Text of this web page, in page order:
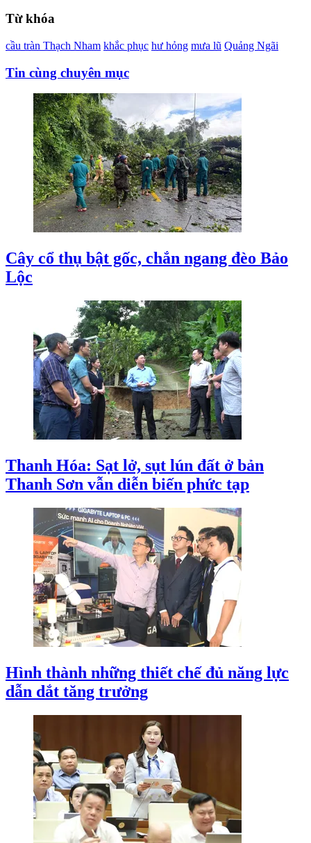
Từ khóa
cầu tràn Thạch Nham khắc phục hư hỏng mưa lũ Quảng Ngãi
Tin cùng chuyên mục
Cây cổ thụ bật gốc, chắn ngang đèo Bảo
Lộc
Thanh Hóa: Sạt lở, sụt lún đất ở bản
Thanh Sơn vẫn diễn biến phức tạp
Hình thành những thiết chế đủ năng lực
dẫn dắt tăng trưởng